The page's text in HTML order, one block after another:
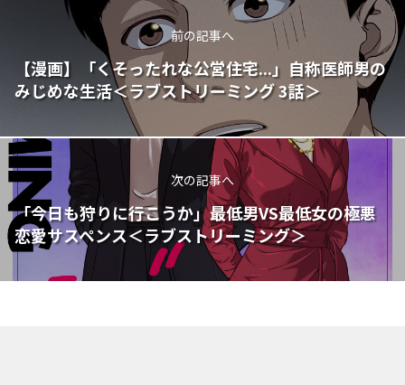
前の記事へ
【漫画】「くそったれな公営住宅...」自称医師男の
みじめな生活＜ラブストリーミング 3話＞
次の記事へ
「今日も狩りに行こうか」最低男VS最低女の極悪
恋愛サスペンス＜ラブストリーミング＞